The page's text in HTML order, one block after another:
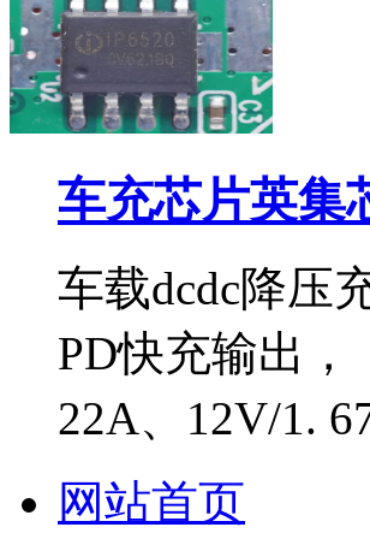
车充芯片英集
车载dcdc降压
PD快充输出
22A、12V/1.
网站首页